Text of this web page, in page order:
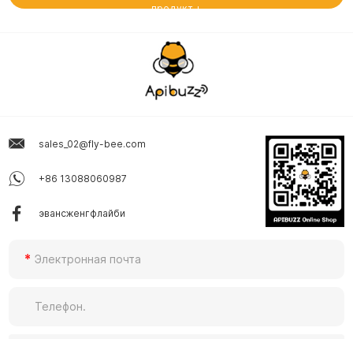
продукт +
sales_02@fly-bee.com
+86 13088060987
эвансженгфлайби